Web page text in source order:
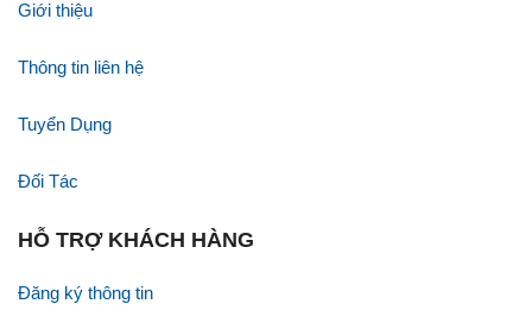
Giới thiệu
Thông tin liên hệ
Tuyển Dụng
Đối Tác
HỖ TRỢ KHÁCH HÀNG
Đăng ký thông tin